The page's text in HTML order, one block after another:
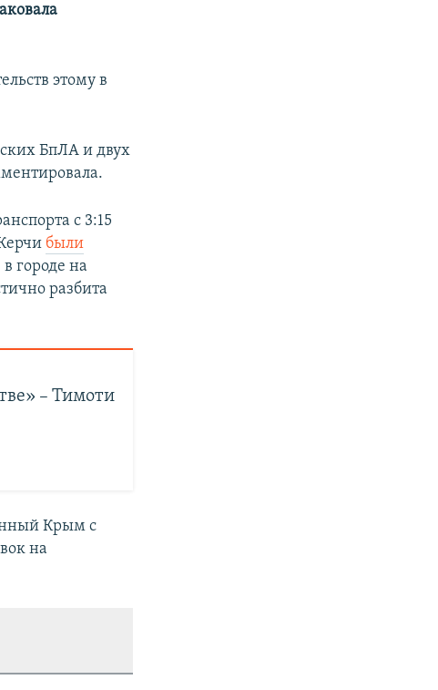
этому в
БпЛА и двух
с 3:15
были
городе на
разбита
– Тимоти
Крым с
на